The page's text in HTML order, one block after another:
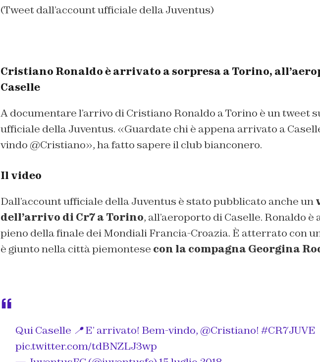
(Tweet dall’account ufficiale della Juventus)
Cristiano Ronaldo è arrivato a sorpresa a Torino,
Caselle
A documentare l’arrivo di Cristiano Ronaldo a Torino è un tweet
ufficiale della Juventus. «Guardate chi è appena arrivato a
vindo @Cristiano», ha fatto sapere il club bianconero.
Il video
Dall’account ufficiale della Juventus è stato pubblicato anche un
dell’arrivo di Cr7 a Torino, all’aeroporto di Caselle. Ronaldo
pieno della finale dei Mondiali Francia-Croazia. È atterrato con
è giunto nella città piemontese con la compagna Georgina
Qui Caselle 📍 E’ arrivato! Bem-vindo, @Cristiano! #CR7JUVE
pic.twitter.com/tdBNZLJ3wp